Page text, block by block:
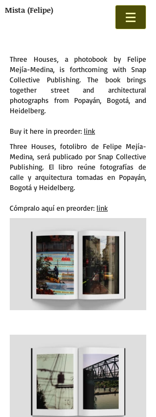
Mista (Felipe)
Three Houses, a photobook by Felipe
Mejía-Medina, is forthcoming with Snap
Collective Publishing. The book brings
together street and architectural
photographs from Popayán, Bogotá, and
Heidelberg.
Buy it here in preorder: link
Three Houses, fotolibro de Felipe Mejía-
Medina, será publicado por Snap Collective
Publishing. El libro reúne fotografías de
calle y arquitectura tomadas en Popayán,
Bogotá y Heidelberg.
Cómpralo aquí en preorder: link